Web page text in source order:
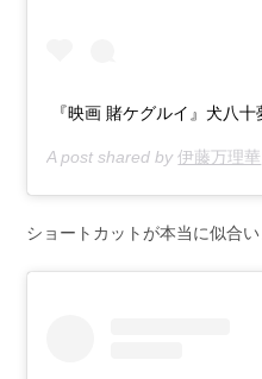
『映画 賭ケグルイ』犬八十
A post shared by伊藤万理華
ショートカットが本当に似合